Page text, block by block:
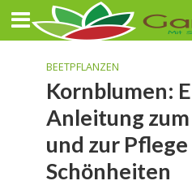
BEETPFLANZEN
Kornblumen:
Anleitung zum
und zur
Schönheiten